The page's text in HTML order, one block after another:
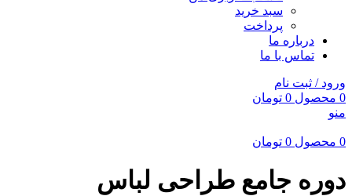
سبد خرید
پرداخت
درباره ما
تماس با ما
ورود / ثبت نام
0 محصول 0 تومان
منو
0 محصول 0 تومان
دوره جامع طراحی لباس